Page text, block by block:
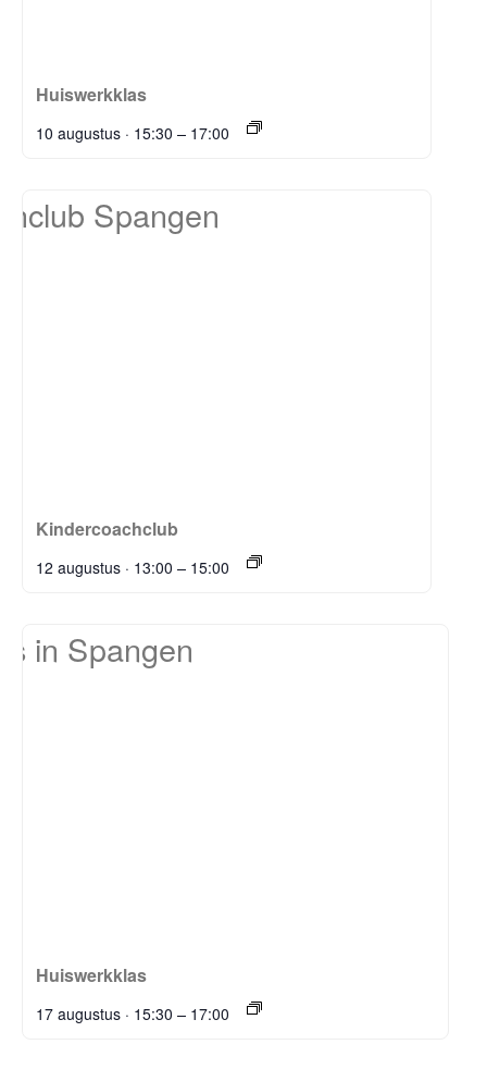
Huiswerkklas
10 augustus · 15:30 – 17:00
Kindercoachclub
12 augustus · 13:00 – 15:00
Huiswerkklas
17 augustus · 15:30 – 17:00